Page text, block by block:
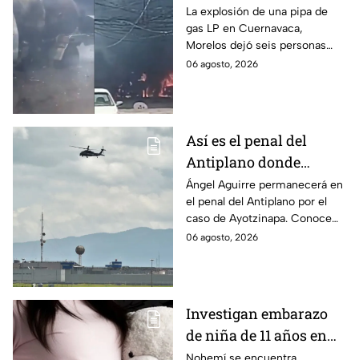
víctimas tras estallido
en Morelos
La explosión de una pipa de
gas LP en Cuernavaca,
Morelos dejó seis personas
hospitalizadas. IMSS informó
06 agosto, 2026
Así es el penal del
Antiplano donde
permanecerá Ángel
Aguirre por caso
Ayotzinapa
Ángel Aguirre permanecerá en
el penal del Antiplano por el
caso de Ayotzinapa. Conoce
dónde está, cómo es esta
06 agosto, 2026
Investigan embarazo
de niña de 11 años en